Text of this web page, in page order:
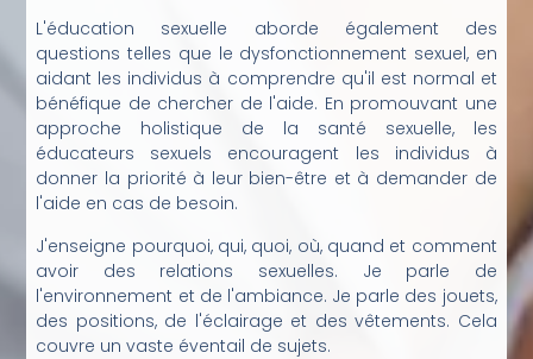
L'éducation sexuelle aborde également des
questions telles que le dysfonctionnement sexuel, en
aidant les individus à comprendre qu'il est normal et
bénéfique de chercher de l'aide. En promouvant une
approche holistique de la santé sexuelle, les
éducateurs sexuels encouragent les individus à
donner la priorité à leur bien-être et à demander de
l'aide en cas de besoin.
J'enseigne pourquoi, qui, quoi, où, quand et comment
avoir des relations sexuelles. Je parle de
l'environnement et de l'ambiance. Je parle des jouets,
des positions, de l'éclairage et des vêtements. Cela
couvre un vaste éventail de sujets.